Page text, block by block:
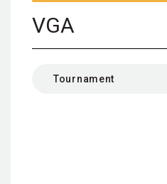
VGA
Tournament